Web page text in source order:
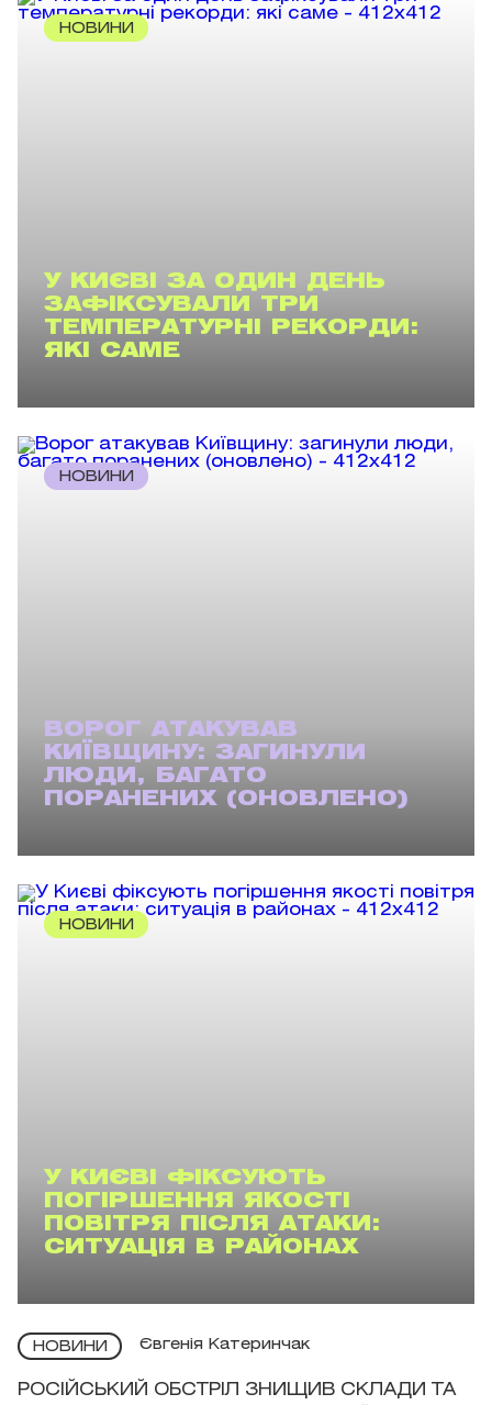
НОВИНИ
У КИЄВІ ЗА ОДИН ДЕНЬ
ЗАФІКСУВАЛИ ТРИ
ТЕМПЕРАТУРНІ РЕКОРДИ:
ЯКІ САМЕ
НОВИНИ
ВОРОГ АТАКУВАВ
КИЇВЩИНУ: ЗАГИНУЛИ
ЛЮДИ, БАГАТО
ПОРАНЕНИХ (ОНОВЛЕНО)
НОВИНИ
У КИЄВІ ФІКСУЮТЬ
ПОГІРШЕННЯ ЯКОСТІ
ПОВІТРЯ ПІСЛЯ АТАКИ:
СИТУАЦІЯ В РАЙОНАХ
НОВИНИ Євгенія Катеринчак
РОСІЙСЬКИЙ ОБСТРІЛ ЗНИЩИВ СКЛАДИ ТА